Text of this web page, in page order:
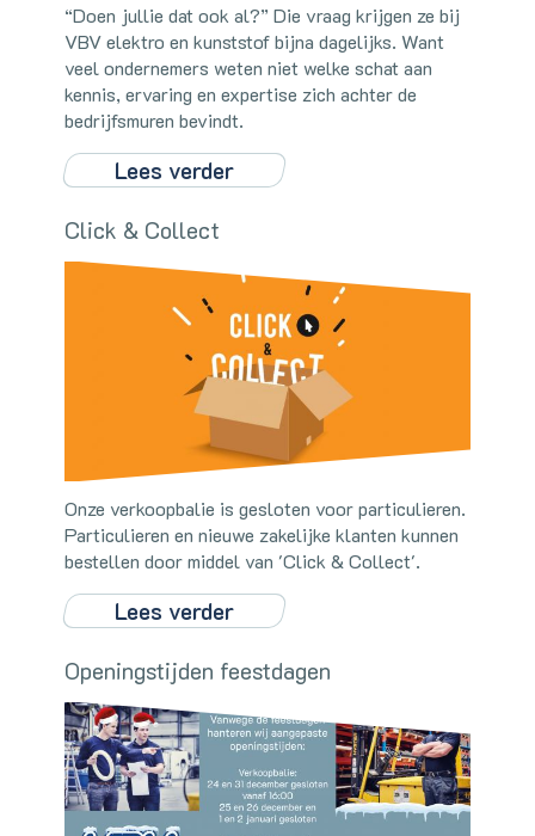
“Doen jullie dat ook al?” Die vraag krijgen ze bij
VBV elektro en kunststof bijna dagelijks. Want
veel ondernemers weten niet welke schat aan
kennis, ervaring en expertise zich achter de
bedrijfsmuren bevindt.
Lees verder
Click & Collect
Onze verkoopbalie is gesloten voor particulieren.
Particulieren en nieuwe zakelijke klanten kunnen
bestellen door middel van 'Click & Collect'.
Lees verder
Openingstijden feestdagen